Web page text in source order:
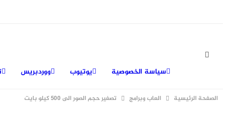
ووردبريس يوتيوب سياسة الخصوصية
الصفحة الرئيسية العاب وبرامج تصغير حجم الصور الى 500 كيلو بايت